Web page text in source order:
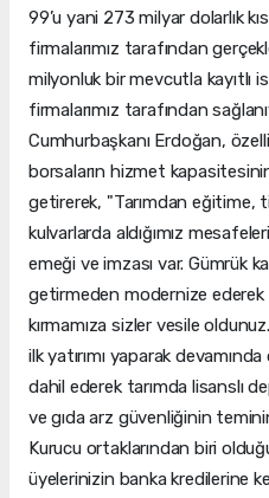
99’u yani 273 milyar dolarlık
firmalarımız tarafından
milyonluk bir mevcutla kayıtlı
firmalarımız tarafından
Cumhurbaşkanı Erdoğan,
borsaların hizmet
getirerek, "Tarımdan eğitime,
kulvarlarda aldığımız
emeği ve imzası var. Gümrük
getirmeden modernize
kırmamıza sizler vesile
ilk yatırımı yaparak
dahil ederek tarımda lisanslı
ve gıda arz güvenliğinin
Kurucu ortaklarından biri
üyelerinizin banka kredilerine